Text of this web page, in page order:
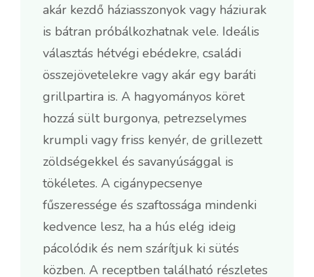
akár kezdő háziasszonyok vagy háziurak
is bátran próbálkozhatnak vele. Ideális
választás hétvégi ebédekre, családi
összejövetelekre vagy akár egy baráti
grillpartira is. A hagyományos köret
hozzá sült burgonya, petrezselymes
krumpli vagy friss kenyér, de grillezett
zöldségekkel és savanyúsággal is
tökéletes. A cigánypecsenye
fűszeressége és szaftossága mindenki
kedvence lesz, ha a hús elég ideig
pácolódik és nem szárítjuk ki sütés
közben. A receptben található részletes